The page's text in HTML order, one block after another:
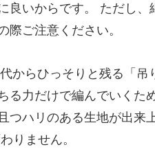
良いからです。 ただし
際ご注意ください。
からひっそりと残る「
る力だけで編んでいくた
つハリのある生地が出来
りません。